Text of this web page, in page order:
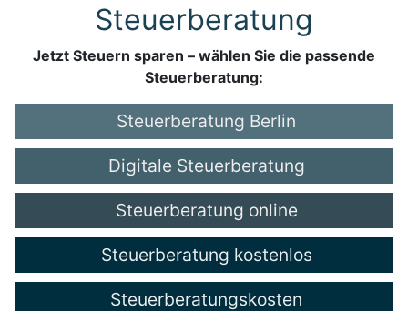
Steuerberatung
Jetzt Steuern sparen – wählen Sie die passende
Steuerberatung:
Steuerberatung Berlin
Digitale Steuerberatung
Steuerberatung online
Steuerberatung kostenlos
Steuerberatungskosten